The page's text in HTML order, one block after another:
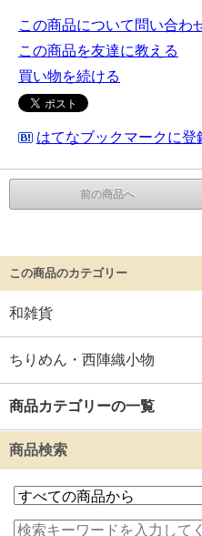
この商品について問い合わ
この商品を友達に教える
買い物を続ける
はてなブックマークに登
前の商品へ
この商品のカテゴリー
和雑貨
ちりめん・西陣織小物
商品カテゴリーの一覧
商品検索